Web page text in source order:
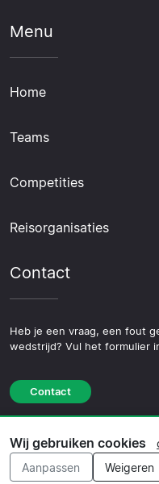
Menu
Home
Teams
Competities
Reisorganisaties
Contact
Heb je een vraag, een fout
wedstrijd? Vul het formulier
Contact
© 2026 Copyright
Wij gebruiken cookies
Aanpassen
Weigeren